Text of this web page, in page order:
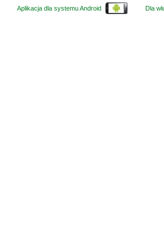
Aplikacja dla systemu Android Dla